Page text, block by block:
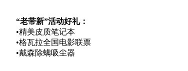
“老带新”活动好礼：
•精美皮质笔记本
•格瓦拉全国电影联票
•戴森除螨吸尘器